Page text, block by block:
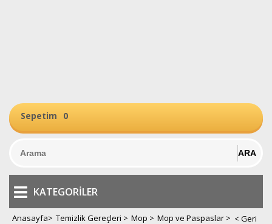
Sepetim 0
KATEGORILER
Anasayfa> Temizlik Gereçleri > Mop > Mop ve Paspaslar >